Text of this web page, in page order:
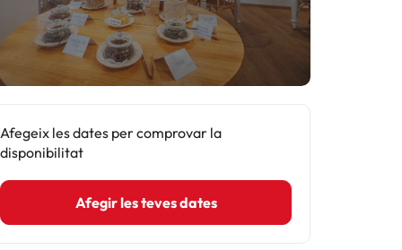
Afegeix les dates per comprovar la
disponibilitat
Afegir les teves dates